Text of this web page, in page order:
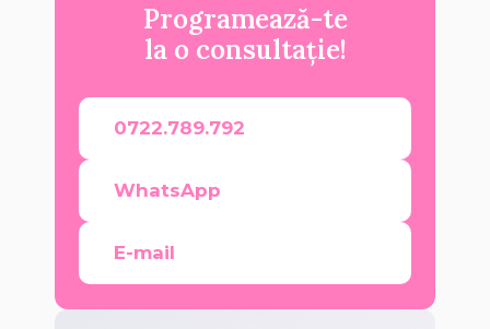
Programează-te
la o consultație!
0722.789.792
WhatsApp
E-mail